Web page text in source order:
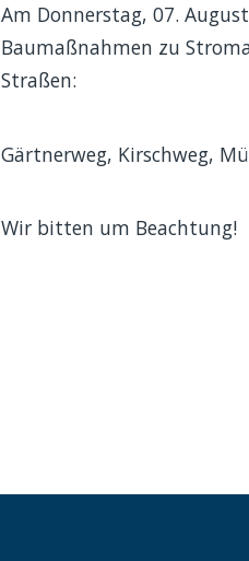
Am Donnerstag, 07.
Baumaßnahmen zu
Straßen:
Gärtnerweg, Kirschweg,
Wir bitten um Beachtung!